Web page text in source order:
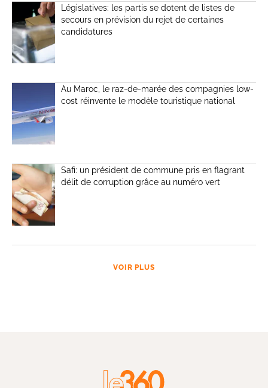
Législatives: les partis se dotent de listes de
secours en prévision du rejet de certaines
candidatures
Au Maroc, le raz-de-marée des compagnies low-
cost réinvente le modèle touristique national
Safi: un président de commune pris en flagrant
délit de corruption grâce au numéro vert
VOIR PLUS